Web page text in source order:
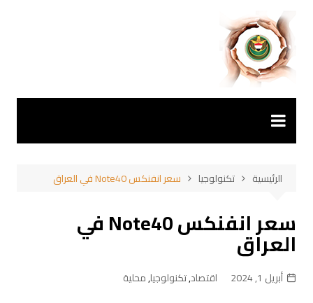
المحتوى
الرئيسية تكنولوجيا سعر انفنكس Note40 في العراق
سعر انفنكس Note40 في
العراق
أبريل 1, 2024 اقتصاد,تكنولوجيا,محلية